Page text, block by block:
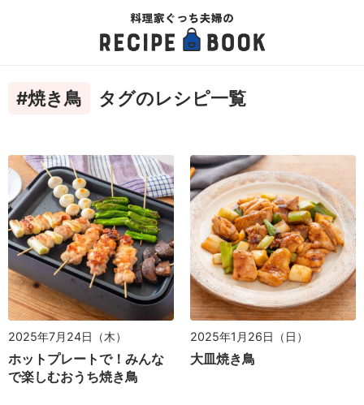
#焼き鳥 タグのレシピ一覧
2025年7月24日（木）
ホットプレートで！みんな
で楽しむおうち焼き鳥
2025年1月26日（日）
大皿焼き鳥